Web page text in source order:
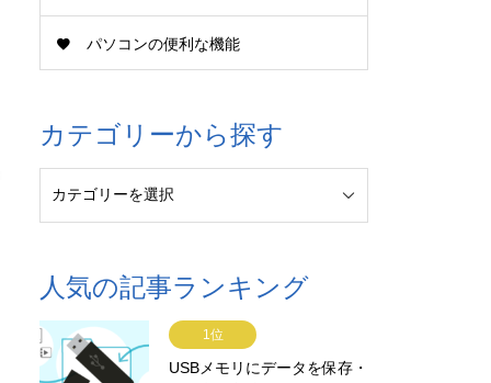
パソコンの便利な機能
カテゴリーから探す
人気の記事ランキング
1位
USBメモリにデータを保存・